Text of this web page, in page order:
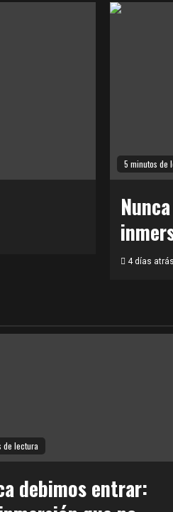
5 minutos de
4 días atrás
de lectura
debimos entrar: